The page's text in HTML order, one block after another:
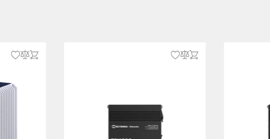
IEC 61000-4-3, IEC 61000-4-4,
IEC 61000-4-6, IEC 61000-4-8,
IEC 60068-2-27